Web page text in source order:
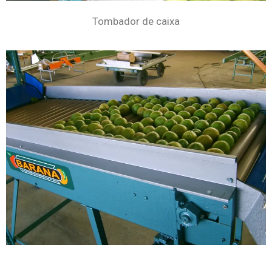
Tombador de caixa